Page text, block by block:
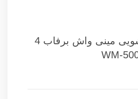
ماشین لباسشویی مینی واش برفاب 4